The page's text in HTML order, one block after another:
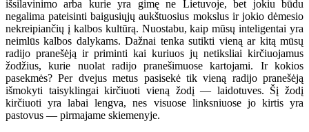
išsilavinimo arba kurie yra gimę ne Lietuvoje, bet jokiu būdu
negalima pateisinti baigusiųjų aukštuosius mokslus ir jokio dėmesio
nekreipiančių į kalbos kultūrą. Nuostabu, kaip mūsų inteligentai yra
neimlūs kalbos dalykams. Dažnai tenka sutikti vieną ar kitą mūsų
radijo pranešėją ir priminti kai kuriuos jų netiksliai kirčiuojamus
žodžius, kurie nuolat radijo pranešimuose kartojami. Ir kokios
pasekmės? Per dvejus metus pasisekė tik vieną radijo pranešėją
išmokyti taisyklingai kirčiuoti vieną žodį — laidotuves. Šį žodį
kirčiuoti yra labai lengva, nes visuose linksniuose jo kirtis yra
pastovus — pirmajame skiemenyje.